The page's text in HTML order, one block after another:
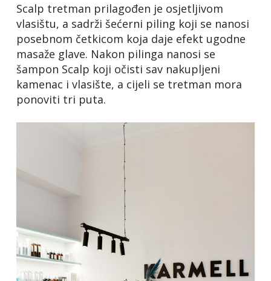
Scalp tretman prilagođen je osjetljivom
vlasištu, a sadrži šećerni piling koji se nanosi
posebnom četkicom koja daje efekt ugodne
masaže glave. Nakon pilinga nanosi se
šampon Scalp koji očisti sav nakupljeni
kamenac i vlasište, a cijeli se tretman mora
ponoviti tri puta.